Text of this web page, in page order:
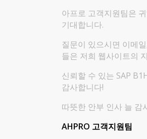
아프로 고객지원팀은
기대합니다.
질문이 있으시면 이메
들은 저희 웹사이트의
신뢰할 수 있는 SAP
감사합니다!
따뜻한 안부 인사 늘 감
AHPRO 고객지원팀